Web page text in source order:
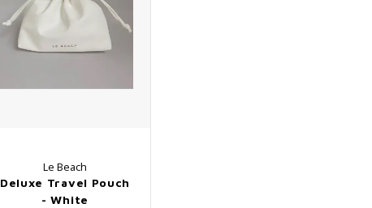
Le Beach
Deluxe Travel Pouch
- White